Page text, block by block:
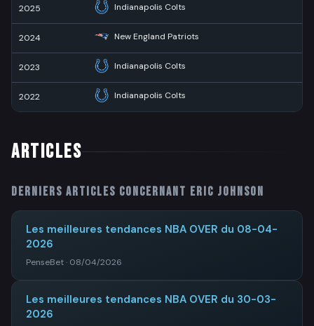
2025 Indianapolis Colts
2024 New England Patriots
2023 Indianapolis Colts
2022 Indianapolis Colts
ARTICLES
Derniers articles concernant Eric Johnson
Les meilleures tendances NBA OVER du 08-04-
2026
PenseBet · 08/04/2026
Les meilleures tendances NBA OVER du 30-03-
2026